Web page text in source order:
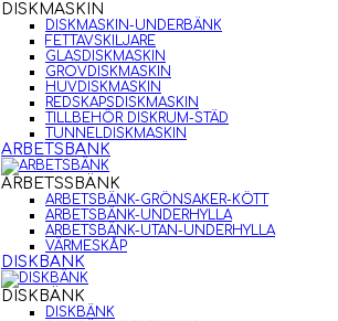
DISKMASKIN
DISKMASKIN-UNDERBÄNK
FETTAVSKILJARE
GLASDISKMASKIN
GROVDISKMASKIN
HUVDISKMASKIN
REDSKAPSDISKMASKIN
TILLBEHÖR DISKRUM-STÄD
TUNNELDISKMASKIN
ARBETSBÄNK
ARBETSSBÄNK
ARBETSBÄNK-GRÖNSAKER-KÖTT
ARBETSBÄNK-UNDERHYLLA
ARBETSBÄNK-UTAN-UNDERHYLLA
VÄRMESKÅP
DISKBÄNK
DISKBÄNK
DISKBÄNK